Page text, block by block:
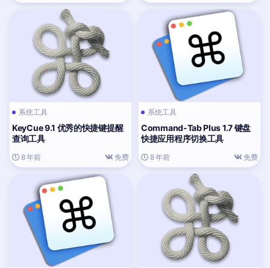
系统工具
KeyCue 9.1 优秀的快捷键提醒
查询工具
8 年前 免费
系统工具
Command-Tab Plus 1.7 键盘
快捷应用程序切换工具
8 年前 免费